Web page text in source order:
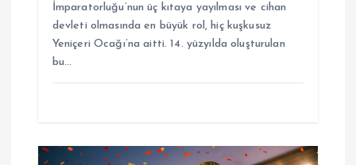
İmparatorluğu’nun üç kıtaya yayılması ve cihan
devleti olmasında en büyük rol, hiç kuşkusuz
Yeniçeri Ocağı’na aitti. 14. yüzyılda oluşturulan
bu…